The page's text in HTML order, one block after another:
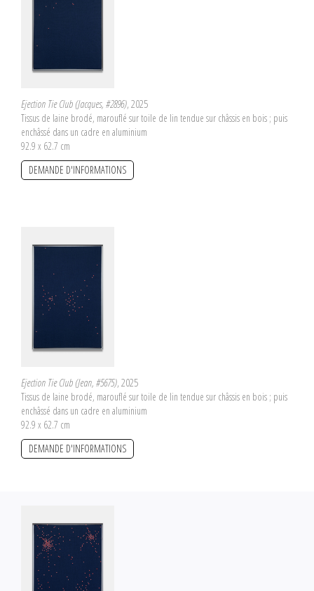
Ejection Tie Club (Jacques, #2896), 2025
Tissus de laine brodé, marouflé sur toile de lin tendue sur châssis en bois ; puis
enchâssé dans un cadre en aluminium
92.9 x 62.7 cm
DEMANDE D'INFORMATIONS
Ejection Tie Club (Jean, #5675), 2025
Tissus de laine brodé, marouflé sur toile de lin tendue sur châssis en bois ; puis
enchâssé dans un cadre en aluminium
92.9 x 62.7 cm
DEMANDE D'INFORMATIONS